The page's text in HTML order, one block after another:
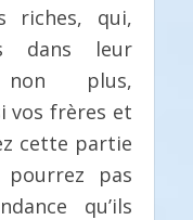
riches, qui,
dans leur
non plus,
vos frères et
cette partie
pas
qu’ils